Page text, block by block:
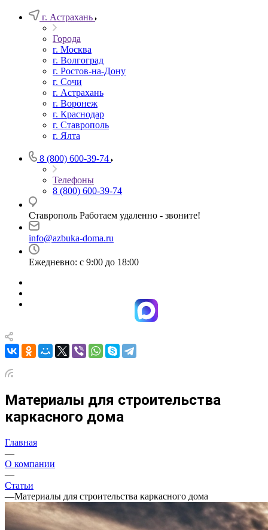
г. Астрахань
Города
г. Москва
г. Волгоград
г. Ростов-на-Дону
г. Сочи
г. Астрахань
г. Воронеж
г. Краснодар
г. Ставрополь
г. Ялта
8 (800) 600-39-74
Телефоны
8 (800) 600-39-74
Ставрополь Работаем удаленно - звоните!
info@azbuka-doma.ru
Ежедневно: с 9:00 до 18:00
Материалы для строительства
каркасного дома
Главная
—
О компании
—
Статьи
—Материалы для строительства каркасного дома